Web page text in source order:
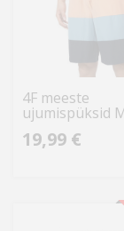
4F meeste
ujumispüksid
lõheroosa
19,99 €